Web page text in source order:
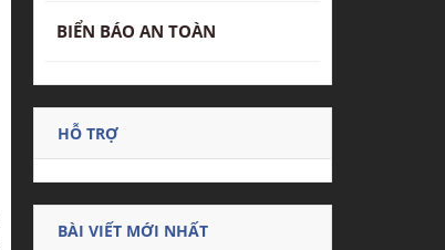
BIỂN BÁO AN TOÀN
HỖ TRỢ
BÀI VIẾT MỚI NHẤT